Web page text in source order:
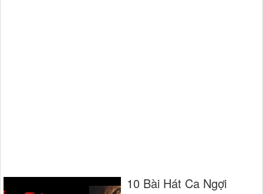
10 Bài Hát Ca Ngợi